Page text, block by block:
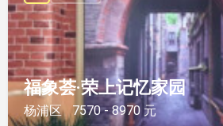
福象荟·荣上记忆家园
杨浦区 7570 - 8970 元